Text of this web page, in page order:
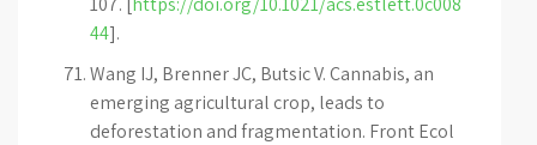
44].
Wang IJ, Brenner JC, Butsic V. Cannabis, an
emerging agricultural crop, leads to
deforestation and fragmentation. Front Ecol